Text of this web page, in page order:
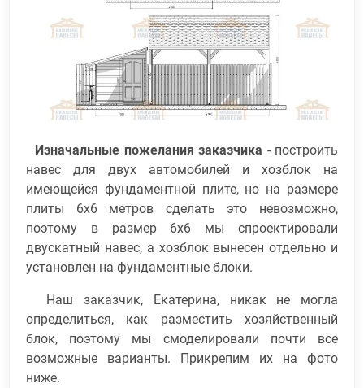
Изначальные пожелания заказчика - построить
навес для двух автомобилей и хозблок на
имеющейся фундаментной плите, но на размере
плиты 6х6 метров сделать это невозможно,
поэтому в размер 6х6 мы спроектировали
двускатный навес, а хозблок вынесен отдельно и
установлен на фундаментные блоки.
Наш заказчик, Екатерина, никак не могла
определиться, как разместить хозяйственный
блок, поэтому мы смоделировали почти все
возможные варианты. Прикрепим их на фото
ниже.